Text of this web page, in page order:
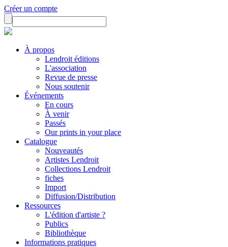
Créer un compte
À propos
Lendroit éditions
L'association
Revue de presse
Nous soutenir
Événements
En cours
À venir
Passés
Our prints in your place
Catalogue
Nouveautés
Artistes Lendroit
Collections Lendroit
fiches
Import
Diffusion/Distribution
Ressources
L'édition d'artiste ?
Publics
Bibliothèque
Informations pratiques